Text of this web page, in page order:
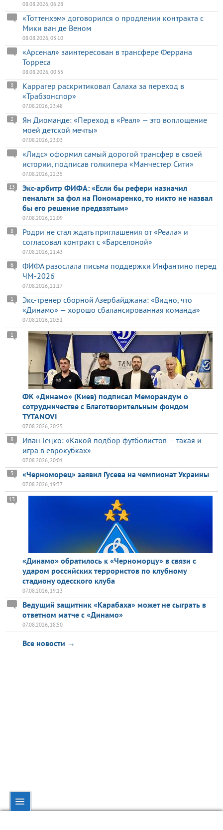
08.08.2026, 06:28
«Тоттенхэм» договорился о продлении контракта с
Мики ван де Веном
08.08.2026, 03:10
«Арсенал» заинтересован в трансфере Феррана
Торреса
08.08.2026, 00:33
Каррагер раскритиковал Салаха за переход в
«Трабзонспор»
3
07.08.2026, 23:48
Ян Диоманде: «Переход в «Реал» — это воплощение
моей детской мечты»
2
07.08.2026, 23:03
«Лидс» оформил самый дорогой трансфер в своей
истории, подписав голкипера «Манчестер Сити»
07.08.2026, 22:35
Экс-арбитр ФИФА: «Если бы рефери назначил
пенальти за фол на Пономаренко, то никто не назвал
бы его решение предвзятым»
13
07.08.2026, 22:09
Родри не стал ждать приглашения от «Реала» и
согласовал контракт с «Барселоной»
8
07.08.2026, 21:43
ФИФА разослала письма поддержки Инфантино перед
ЧМ-2026
6
07.08.2026, 21:17
Экс-тренер сборной Азербайджана: «Видно, что
«Динамо» — хорошо сбалансированная команда»
1
07.08.2026, 20:51
ФК «Динамо» (Киев) подписал Меморандум о
сотрудничестве с Благотворительным фондом
TYTANOVI
1
07.08.2026, 20:25
Иван Гецко: «Какой подбор футболистов — такая и
игра в еврокубках»
8
07.08.2026, 20:01
«Черноморец» заявил Гусева на чемпионат Украины
3
07.08.2026, 19:37
«Динамо» обратилось к «Черноморцу» в связи с
ударом российских террористов по клубному
стадиону одесского клуба
13
07.08.2026, 19:13
Ведущий защитник «Карабаха» может не сыграть в
ответном матче с «Динамо»
07.08.2026, 18:50
Все новости →